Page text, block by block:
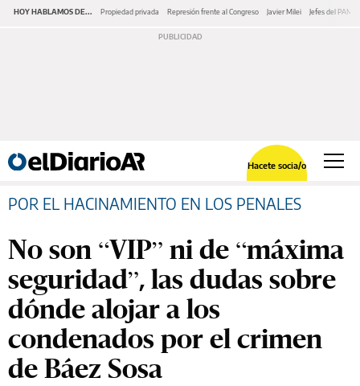
HOY HABLAMOS DE... Propiedad privada Represión frente al Congreso Javier Milei Jefes del PAMI
Hacete socia/o
POR EL HACINAMIENTO EN LOS PENALES
No son “VIP” ni de “máxima
seguridad”, las dudas sobre
dónde alojar a los
condenados por el crimen
de Báez Sosa